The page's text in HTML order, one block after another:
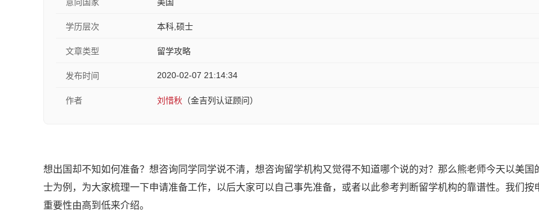
学历层次 本科,硕士
文章类型 留学攻略
发布时间 2020-02-07 21:14:34
作者 刘惜秋 （金吉列认证顾问）
想出国却不知如何准备？想咨询同学同学说不清，想咨询留学机构又觉得不知道哪个说的对？那么熊老师今天以美国
士为例，为大家梳理一下申请准备工作，以后大家可以自己事先准备，或者以此参考判断留学机构的靠谱性。我们按
重要性由高到低来介绍。